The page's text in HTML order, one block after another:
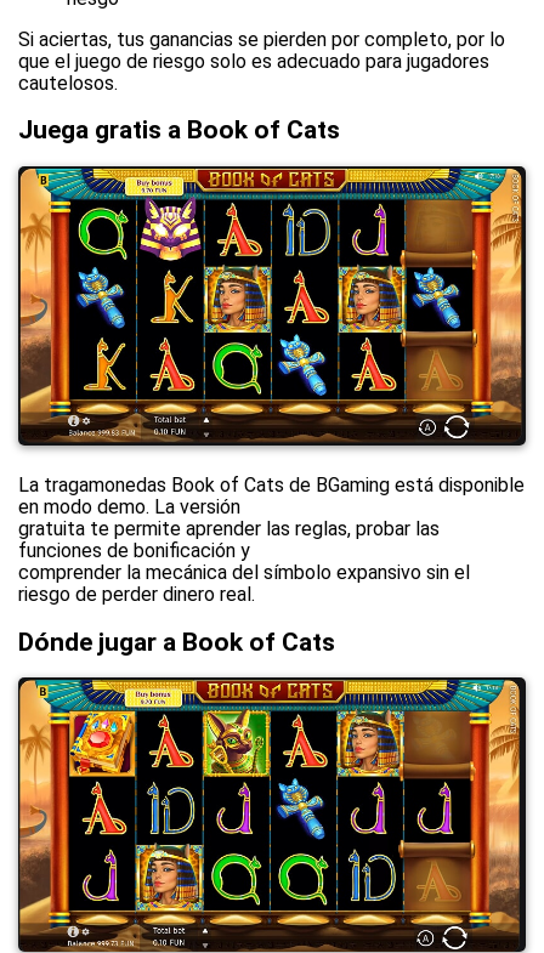
Si aciertas, tus ganancias se pierden por completo, por lo
que el juego de riesgo solo es adecuado para jugadores
cautelosos.
Juega gratis a Book of Cats
La tragamonedas Book of Cats de BGaming está disponible
en modo demo. La versión
gratuita te permite aprender las reglas, probar las
funciones de bonificación y
comprender la mecánica del símbolo expansivo sin el
riesgo de perder dinero real.
Dónde jugar a Book of Cats